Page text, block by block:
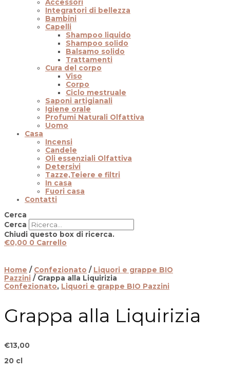
Accessori
Integratori di bellezza
Bambini
Capelli
Shampoo liquido
Shampoo solido
Balsamo solido
Trattamenti
Cura del corpo
Viso
Corpo
Ciclo mestruale
Saponi artigianali
Igiene orale
Profumi Naturali Olfattiva
Uomo
Casa
Incensi
Candele
Oli essenziali Olfattiva
Detersivi
Tazze,Teiere e filtri
In casa
Fuori casa
Contatti
Cerca
Cerca
Chiudi questo box di ricerca.
€0,00 0 Carrello
Home / Confezionato / Liquori e grappe BIO
Pazzini / Grappa alla Liquirizia
Confezionato, Liquori e grappe BIO Pazzini
Grappa alla Liquirizia
€13,00
20 cl